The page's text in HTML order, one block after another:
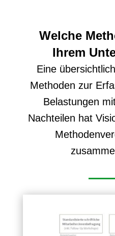
Welche
Ihrem
Eine
Methoden zur
Belastungen
Nachteilen hat